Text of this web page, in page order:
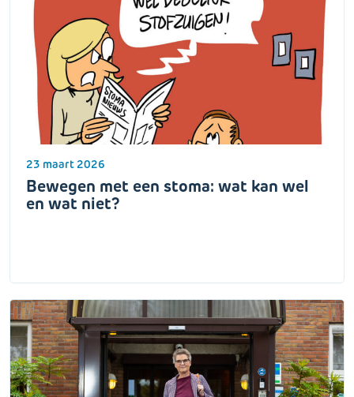
23 maart 2026
Bewegen met een stoma: wat kan wel
en wat niet?